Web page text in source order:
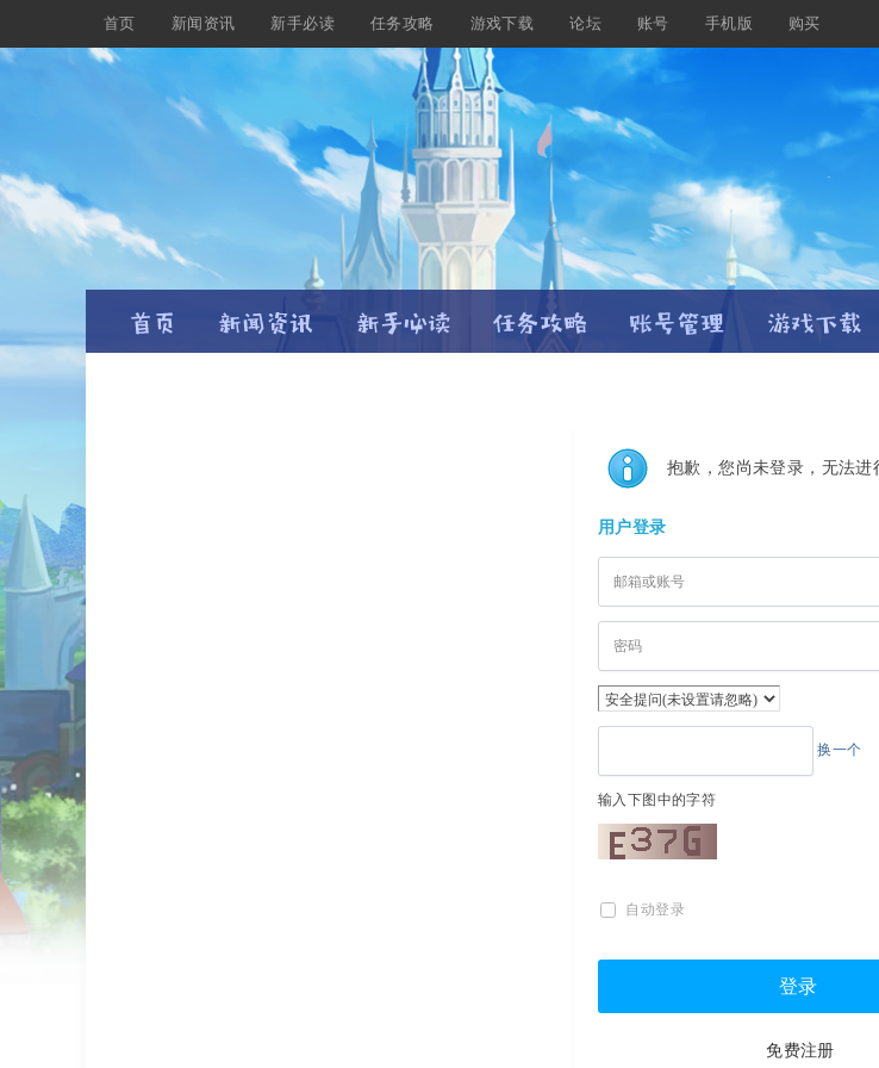
首页 新闻资讯 新手必读 任务攻略 游戏下载 论坛 账号 手机版 购买
抱歉，您尚未登录，无法进
用户登录
换一个
输入下图中的字符
自动登录
登录
免费注册